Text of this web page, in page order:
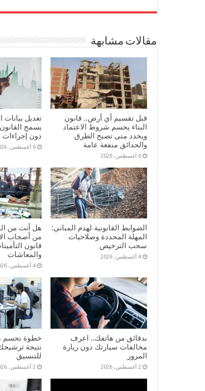
bo
tte
ts
pp
se
er
ed
ail
مقالات مشابهة
قبل تقسيم أي أرض.. قانون
البناء يحسم شروط الاعتماد
ويحدد متى تصبح الطرق
والحدائق منفعة عامة
6 أغسطس، 2026
تعديل
يسمح
دون إجراءات
6 أغسطس، 2026
الضوابط القانونية لهدم المباني:
المهلة المحددة وصلاحيات
سحب الترخيص
4 أغسطس، 2026
من أصحاب
قانون
والمعاشات
4 أغسطس، 2026
بدقائق من هاتفك.. اعرف
مخالفات سيارتك دون زيارة
المرور
2 أغسطس، 2026
خطوة تحسم
نتيجة
للتنسيق
2 أغسطس، 2026